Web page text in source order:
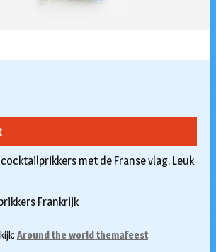
met de Franse vlag. Leuk
Frankrijk
Around the world themafeest